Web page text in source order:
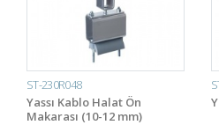
ST-230R048
Yassı Kablo Halat Ön
Makarası (10-12 mm)